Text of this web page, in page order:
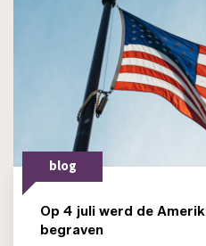
blog
Op 4 juli werd de
begraven